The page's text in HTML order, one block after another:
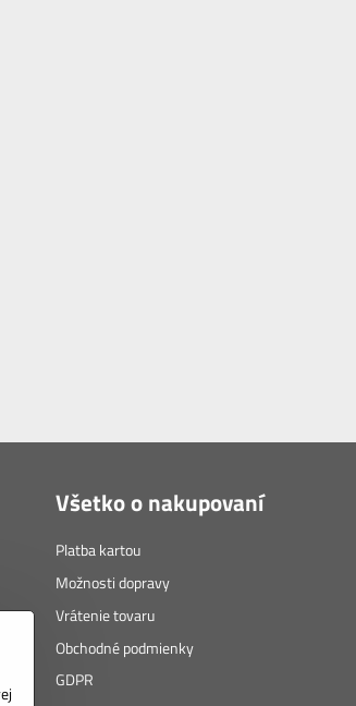
Všetko o nakupovaní
Platba kartou
Možnosti dopravy
Vrátenie tovaru
Obchodné podmienky
GDPR